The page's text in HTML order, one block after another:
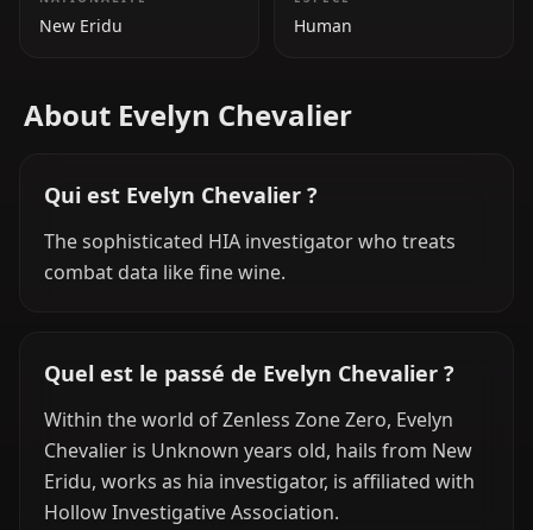
New Eridu Human
About Evelyn Chevalier
Qui est Evelyn Chevalier ?
The sophisticated HIA investigator who treats
combat data like fine wine.
Quel est le passé de Evelyn Chevalier ?
Within the world of Zenless Zone Zero, Evelyn
Chevalier is Unknown years old, hails from New
Eridu, works as hia investigator, is affiliated with
Hollow Investigative Association.